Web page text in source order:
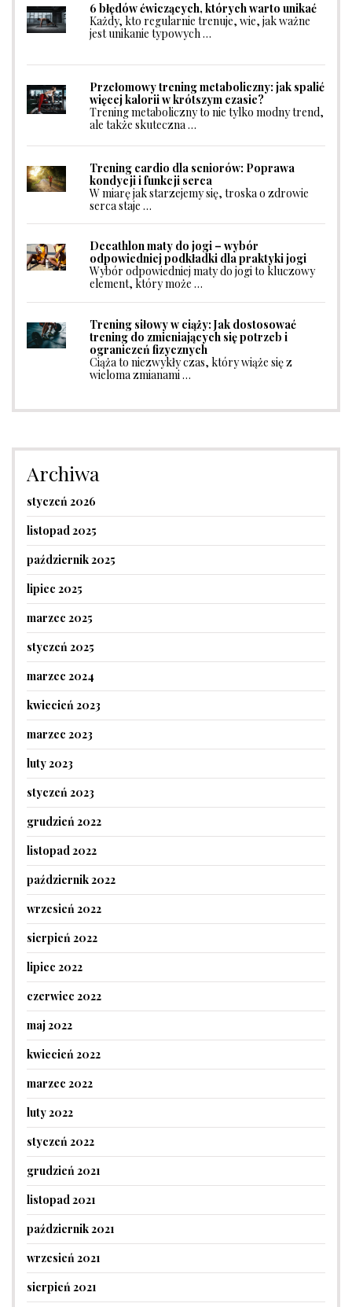
6 błędów ćwiczących, których warto unikać
Każdy, kto regularnie trenuje, wie, jak ważne
jest unikanie typowych …
Przełomowy trening metaboliczny: jak spalić
więcej kalorii w krótszym czasie?
Trening metaboliczny to nie tylko modny trend,
ale także skuteczna …
Trening cardio dla seniorów: Poprawa
kondycji i funkcji serca
W miarę jak starzejemy się, troska o zdrowie
serca staje …
Decathlon maty do jogi – wybór
odpowiedniej podkładki dla praktyki jogi
Wybór odpowiedniej maty do jogi to kluczowy
element, który może …
Trening siłowy w ciąży: Jak dostosować
trening do zmieniających się potrzeb i
ograniczeń fizycznych
Ciąża to niezwykły czas, który wiąże się z
wieloma zmianami …
Archiwa
styczeń 2026
listopad 2025
październik 2025
lipiec 2025
marzec 2025
styczeń 2025
marzec 2024
kwiecień 2023
marzec 2023
luty 2023
styczeń 2023
grudzień 2022
listopad 2022
październik 2022
wrzesień 2022
sierpień 2022
lipiec 2022
czerwiec 2022
maj 2022
kwiecień 2022
marzec 2022
luty 2022
styczeń 2022
grudzień 2021
listopad 2021
październik 2021
wrzesień 2021
sierpień 2021